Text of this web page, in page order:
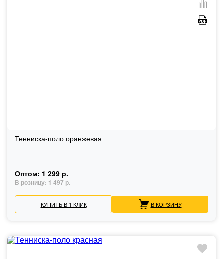
Тенниска-поло оранжевая
Оптом: 1 299 р.
В розницу: 1 497 р.
КУПИТЬ В 1 КЛИК В КОРЗИНУ